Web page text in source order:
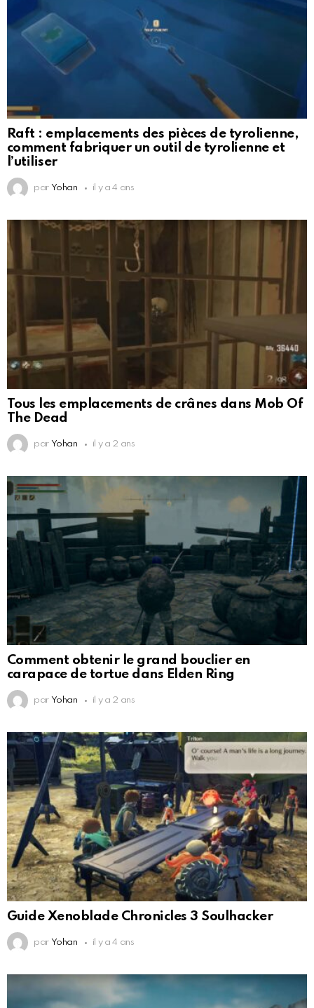
Raft : emplacements des pièces de tyrolienne,
comment fabriquer un outil de tyrolienne et
l’utiliser
par Yohan il y a 4 ans
Tous les emplacements de crânes dans Mob Of
The Dead
par Yohan il y a 2 ans
Comment obtenir le grand bouclier en
carapace de tortue dans Elden Ring
par Yohan il y a 2 ans
Guide Xenoblade Chronicles 3 Soulhacker
par Yohan il y a 4 ans